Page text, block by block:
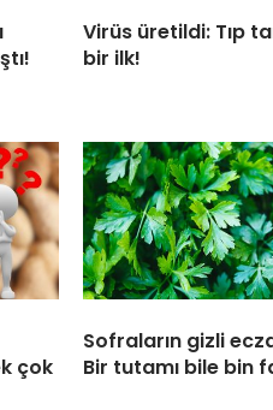
Virüs üretildi: Tıp
bir ilk!
çok
Sofraların gizli
Bir tutamı bile bin